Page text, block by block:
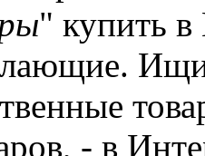
" купить в
- в